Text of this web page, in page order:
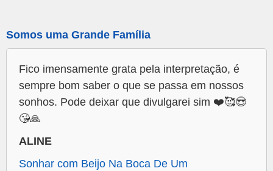
Somos uma Grande Família
Fico imensamente grata pela interpretação, é
sempre bom saber o que se passa em nossos
sonhos. Pode deixar que divulgarei sim ❤️🥰😍
😘🙏
ALINE
Sonhar com Beijo Na Boca De Um